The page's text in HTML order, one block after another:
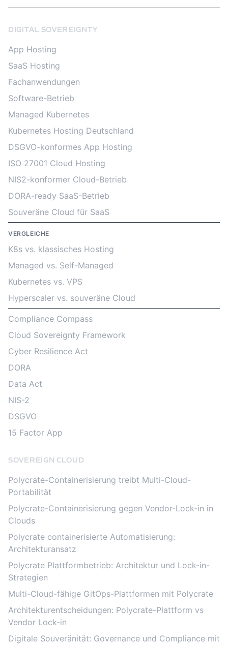
DIGITAL SOVEREIGNTY
App Hosting
SaaS Hosting
Fachanwendungen
Software-Betrieb
Managed Kubernetes
Kubernetes Hosting Deutschland
DSGVO-konformes App Hosting
ISO 27001 Cloud Hosting
NIS2-konformer Cloud-Betrieb
DORA-ready SaaS-Betrieb
Souveräne Cloud für SaaS
VERGLEICHE
K8s vs. klassisches Hosting
Managed vs. Self-Managed
Kubernetes vs. VPS
Hyperscaler vs. souveräne Cloud
Compliance Compass
Cloud Sovereignty Framework
Cyber Resilience Act
DORA
Data Act
NIS-2
DSGVO
15 Factor App
SOVEREIGN CLOUD
Polycrate-Containerisierung treibt Multi-Cloud-
Portabilität
Polycrate-Containerisierung gegen Vendor-Lock-in in
Clouds
Polycrate containerisierte Automatisierung:
Architekturansatz
Polycrate Plattformbetrieb: Architektur und Lock-in-
Strategien
Multi-Cloud-fähige GitOps-Plattformen mit Polycrate
Architekturentscheidungen: Polycrate-Plattform vs
Vendor Lock-in
Digitale Souveränität: Governance und Compliance mit